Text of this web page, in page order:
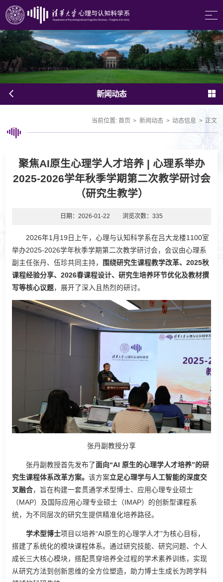
新闻动态
当前位置: 首页 > 新闻动态 > 动态信息 > 正文
聚焦AI原生心理学人才培养 | 心理系举办
2025-2026学年秋季学期第二次教学研讨会
（研究生教学）
日期：2026-01-22 浏览次数： 335
2026年1月19日上午，心理与认知科学系在吕大龙楼1100室
举办2025-2026学年秋季学期第二次教学研讨会，会议由心理系
副主任张丹、伍珍共同主持，
围绕研究生课程教学改革、2025秋
课程经验分享、2026春课程设计、研究生培养环节优化及教材撰
写等核心议题，展开了深入且热烈的研讨。
张丹副教授分享
张丹副教授首先发布了 面向“AI 原生的心理学人才培养”的研
究生课程体系改革方案。该方案立足心理学与人工智能的深度交
叉融合，旨在构建一套贯通学术型博士、应用心理专业硕士
（MAP）及国际应用心理专业硕士（IMAP）的创新型课程系
统，为不同层次的研究生提供精准化培养路径。
学术型博士项目以培养“AI原生的心理学人才”为核心目标，
搭建了系统化的模块课程体系。通过研究技能、研究问题、个人
成长三大核心模块，搭配贯穿培养全过程的学术素养训练，实现
从研究方法到创新思维的全方位塑造，助力博士生成长为跨学科